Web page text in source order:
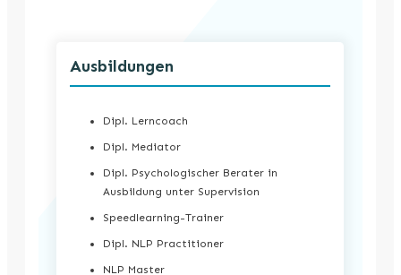
Ausbildungen
Dipl. Lerncoach
Dipl. Mediator
Dipl. Psychologischer Berater in
Ausbildung unter Supervision
Speedlearning-Trainer
Dipl. NLP Practitioner
NLP Master